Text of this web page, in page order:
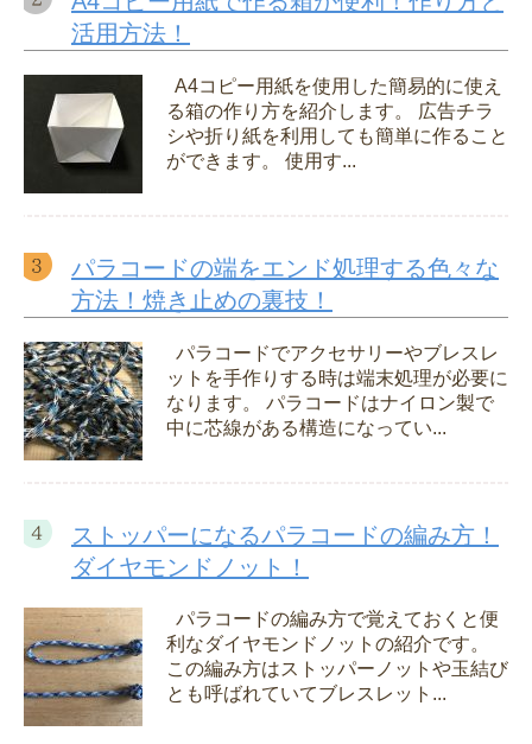
活用方法！
A4コピー用紙を使用した簡易的に使え
る箱の作り方を紹介します。 広告チラ
シや折り紙を利用しても簡単に作ること
ができます。 使用す...
パラコードの端をエンド処理する色々な
方法！焼き止めの裏技！
パラコードでアクセサリーやブレスレ
ットを手作りする時は端末処理が必要に
なります。 パラコードはナイロン製で
中に芯線がある構造になってい...
ストッパーになるパラコードの編み方！
ダイヤモンドノット！
パラコードの編み方で覚えておくと便
利なダイヤモンドノットの紹介です。
この編み方はストッパーノットや玉結び
とも呼ばれていてブレスレット...